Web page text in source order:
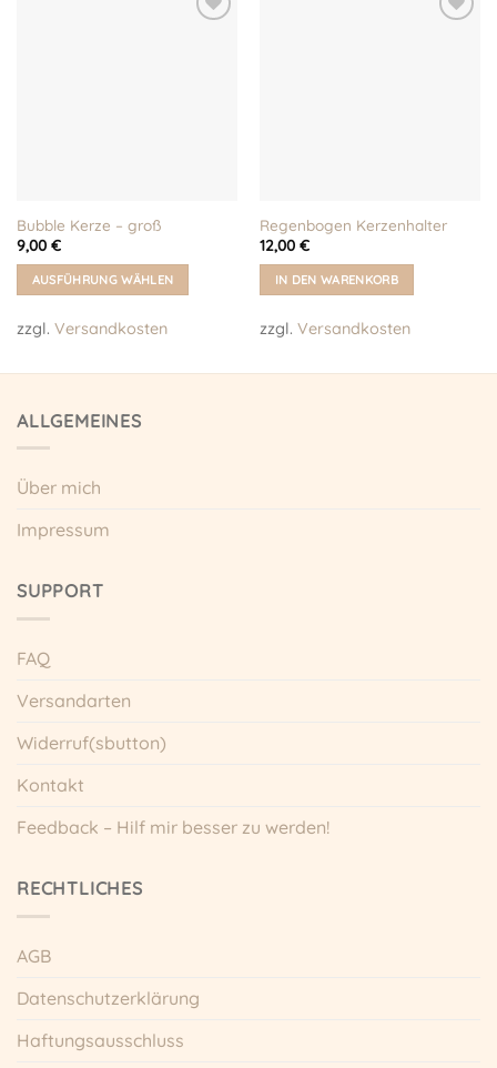
Bubble Kerze – groß
9,00 €
AUSFÜHRUNG WÄHLEN
Produkt
mehrere
auf.
Die
können
der
gewählt
zzgl. Versandkosten
Regenbogen Kerzenhalter
12,00 €
IN DEN WARENKORB
zzgl. Versandkosten
ALLGEMEINES
Über mich
Impressum
SUPPORT
FAQ
Versandarten
Widerruf(sbutton)
Kontakt
Feedback – Hilf mir besser zu werden!
RECHTLICHES
AGB
Datenschutzerklärung
Haftungsausschluss